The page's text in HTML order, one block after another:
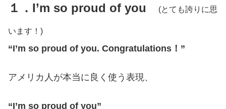
１．I’m so proud of you (とても誇りに思
います！)
“I’m so proud of you. Congratulations！”
アメリカ人が本当に良く使う表現、
“I’m so proud of you”